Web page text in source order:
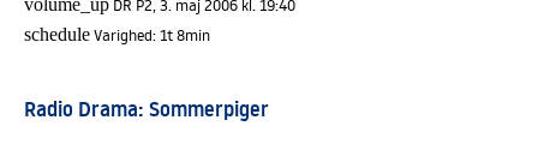
volume_up DR P2, 3. maj 2006 kl. 19:40
scheduleVarighed:1t 8min
Radio Drama: Sommerpiger